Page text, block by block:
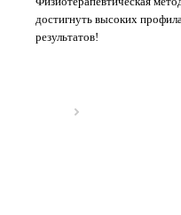
достигнуть высоких
результатов!